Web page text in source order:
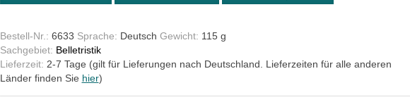
Bestell-Nr.: 6633 Sprache: Deutsch Gewicht: 115 g
Sachgebiet: Belletristik
Lieferzeit: 2-7 Tage (gilt für Lieferungen nach Deutschland. Lieferzeiten für alle anderen
Länder finden Sie hier)